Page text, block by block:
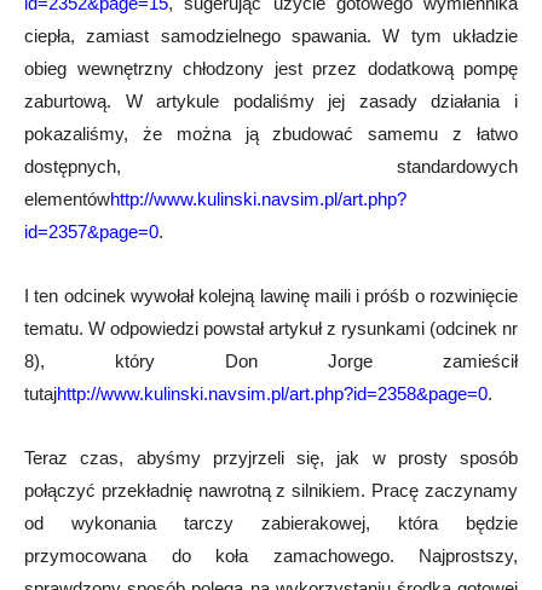
ciepła, zamiast samodzielnego spawania. W tym układzie
obieg wewnętrzny chłodzony jest przez dodatkową pompę
zaburtową. W artykule podaliśmy jej zasady działania i
pokazaliśmy, że można ją zbudować samemu z łatwo
dostępnych, standardowych
elementówhttp://www.kulinski.navsim.pl/art.php?
id=2357&page=0.
I ten odcinek wywołał kolejną lawinę maili i próśb o rozwinięcie
tematu. W odpowiedzi powstał artykuł z rysunkami (odcinek nr
8), który Don Jorge zamieścił
tutajhttp://www.kulinski.navsim.pl/art.php?id=2358&page=0.
Teraz czas, abyśmy przyjrzeli się, jak w prosty sposób
połączyć przekładnię nawrotną z silnikiem. Pracę zaczynamy
od wykonania tarczy zabierakowej, która będzie
przymocowana do koła zamachowego. Najprostszy,